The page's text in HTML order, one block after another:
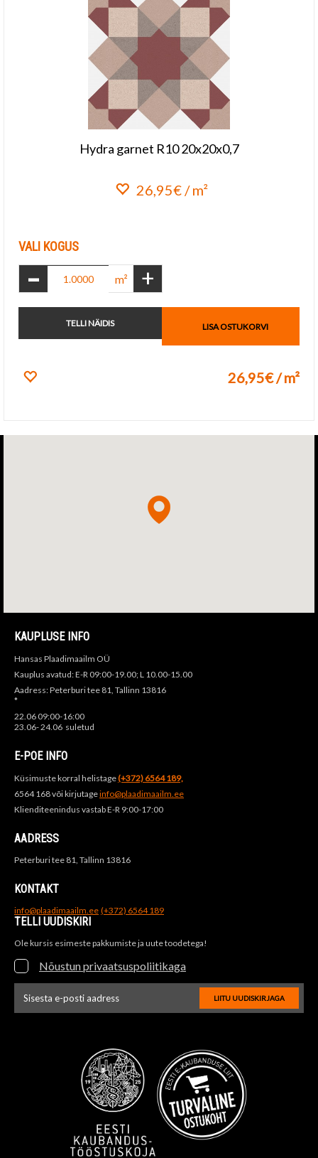
Hydra garnet R10 20x20x0,7
26,95€ / m²
VALI KOGUS
- m² +
TELLI NÄIDIS LISA OSTUKORVI
26,95€ / m²
KAUPLUSE INFO
Hansas Plaadimaailm OÜ
Kauplus avatud: E-R 09:00-19.00; L 10.00-15.00
Aadress: Peterburi tee 81, Tallinn 13816
*
22.06 09:00-16:00
23.06- 24.06 suletud
E-POE INFO
Küsimuste korral helistage(+372) 6564 189,
6564 168 või kirjutageinfo@plaadimaailm.ee
Klienditeenindus vastab E-R 9:00-17:00
AADRESS
Peterburi tee 81, Tallinn 13816
KONTAKT
info@plaadimaailm.ee (+372) 6564 189
TELLI UUDISKIRI
Ole kursis esimeste pakkumiste ja uute toodetega!
Nõustun privaatsuspoliitikaga
LIITU UUDISKIRJAGA